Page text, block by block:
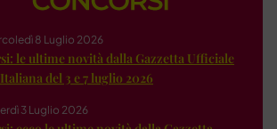
8 Luglio 2026
le ultime novità dalla Gazzetta Ufficiale
del 3 e 7 luglio 2026
3 Luglio 2026